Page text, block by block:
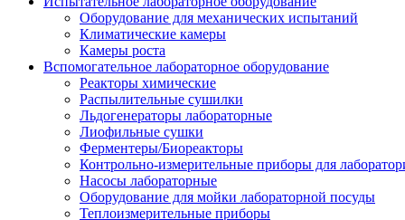
Оборудование для механических испытаний
Климатические камеры
Камеры роста
Вспомогательное лабораторное оборудование
Реакторы химические
Распылительные сушилки
Льдогенераторы лабораторные
Лиофильные сушки
Ферментеры/Биореакторы
Контрольно-измерительные приборы для
Насосы лабораторные
Оборудование для мойки лабораторной посуды
Теплоизмерительные приборы